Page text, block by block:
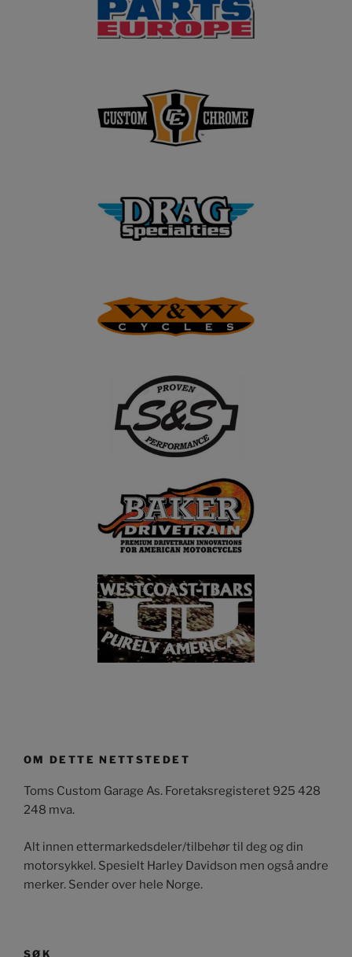
OM DETTE NETTSTEDET
Toms Custom Garage As. Foretaksregisteret 925 428
248 mva.
Alt innen ettermarkedsdeler/tilbehør til deg og din
motorsykkel. Spesielt Harley Davidson men også andre
merker. Sender over hele Norge.
SØK